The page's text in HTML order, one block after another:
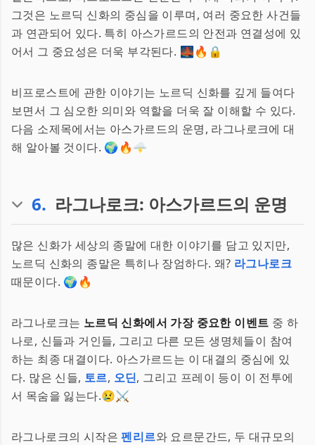
그것은 노르딕 신화의 중심을 이루며, 여러 중요한 사건들
과 연관되어 있다. 특히 아스가르드의 안전과 연결성에 있
어서 그 중요성은 더욱 부각된다. 🌉🔥🔒
비프로스트에 관한 이야기는 노르딕 신화를 깊게 들여다
보면서 그 심오한 의미와 역할을 더욱 잘 이해할 수 있다.
다음 소제목에서는 아스가르드의 운명, 라그나로크에 대
해 알아볼 것이다. 🌍🔥🌩️
6. 라그나로크: 아스가르드의 운명
많은 신화가 세상의 종말에 대한 이야기를 담고 있지만,
노르딕 신화의 종말은 특히나 장엄하다. 왜? 라그나로크
때문이다. 🌍🔥
라그나로크는 노르딕 신화에서 가장 중요한 이벤트 중 하
나로, 신들과 거인들, 그리고 다른 모든 생명체들이 참여
하는 최종 대결이다. 아스가르드는 이 대결의 중심에 있
다. 많은 신들, 토르, 오딘, 그리고 프레이 등이 이 전투에
서 목숨을 잃는다.😢⚔️
라그나로크의 시작은펜리르와 요르문간드, 두 대규모의